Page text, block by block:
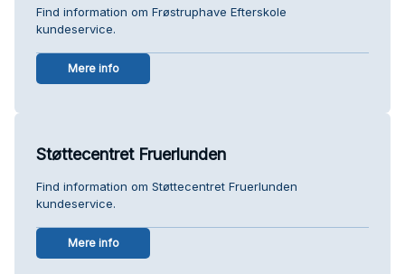
Find information om Frøstruphave Efterskole
kundeservice.
Mere info
Støttecentret Fruerlunden
Find information om Støttecentret Fruerlunden
kundeservice.
Mere info